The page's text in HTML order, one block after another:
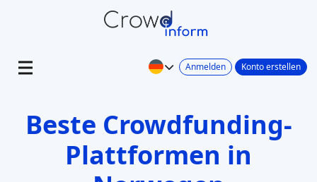
Anmelden Konto erstellen
Beste Crowdfunding-
Plattformen in